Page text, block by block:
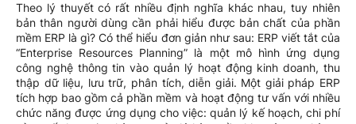
Theo lý thuyết có rất nhiều định nghĩa khác nhau, tuy nhiên
bản thân người dùng cần phải hiểu được bản chất của phần
mềm ERP là gì? Có thể hiểu đơn giản như sau: ERP viết tắt của
“Enterprise Resources Planning” là một mô hình ứng dụng
công nghệ thông tin vào quản lý hoạt động kinh doanh, thu
thập dữ liệu, lưu trữ, phân tích, diễn giải. Một giải pháp ERP
tích hợp bao gồm cả phần mềm và hoạt động tư vấn với nhiều
chức năng được ứng dụng cho việc: quản lý kế hoạch, chi phí